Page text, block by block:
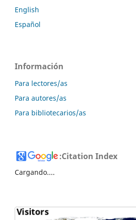
English
Español
Información
Para lectores/as
Para autores/as
Para bibliotecarios/as
:Citation Index
Cargando....